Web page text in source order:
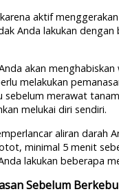
aktif
Anda lakukan
akan
melakukan
sebelum merawat
melukai diri sendiri.
aliran darah
minimal 5 menit
lakukan beberapa
Sebelum